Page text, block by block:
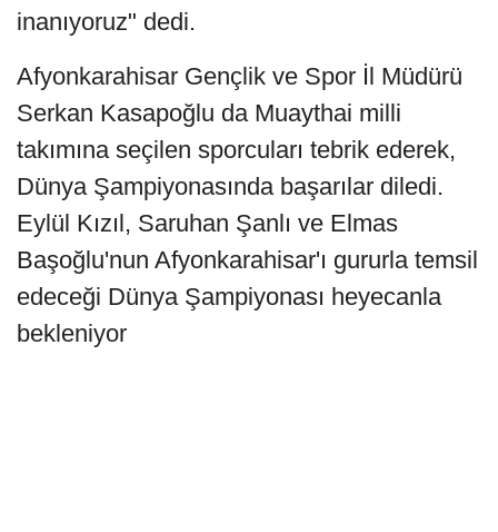
inanıyoruz" dedi.
Afyonkarahisar Gençlik ve Spor İl Müdürü
Serkan Kasapoğlu da Muaythai milli
takımına seçilen sporcuları tebrik ederek,
Dünya Şampiyonasında başarılar diledi.
Eylül Kızıl, Saruhan Şanlı ve Elmas
Başoğlu'nun Afyonkarahisar'ı gururla temsil
edeceği Dünya Şampiyonası heyecanla
bekleniyor